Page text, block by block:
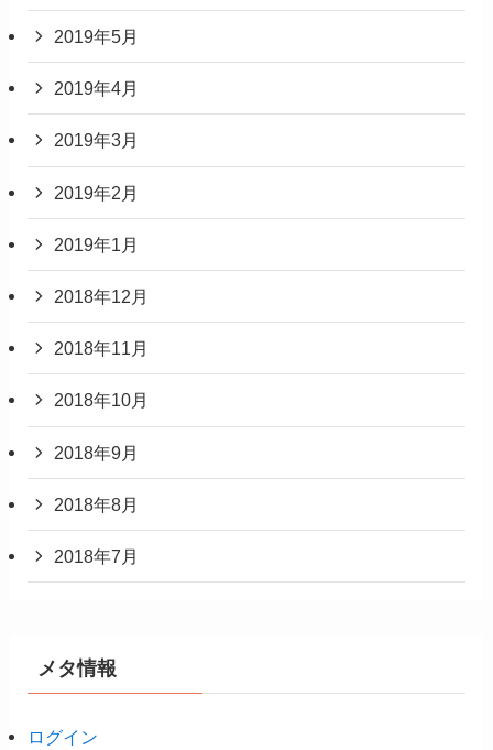
2019年5月
2019年4月
2019年3月
2019年2月
2019年1月
2018年12月
2018年11月
2018年10月
2018年9月
2018年8月
2018年7月
メタ情報
ログイン